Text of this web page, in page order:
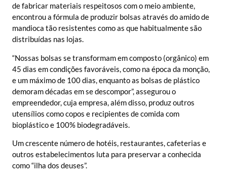
de fabricar materiais respeitosos com o meio ambiente,
encontrou a fórmula de produzir bolsas através do amido de
mandioca tão resistentes como as que habitualmente são
distribuídas nas lojas.
“Nossas bolsas se transformam em composto (orgânico) em
45 dias em condições favoráveis, como na época da monção,
e um máximo de 100 dias, enquanto as bolsas de plástico
demoram décadas em se descompor”, assegurou o
empreendedor, cuja empresa, além disso, produz outros
utensílios como copos e recipientes de comida com
bioplástico e 100% biodegradáveis.
Um crescente número de hotéis, restaurantes, cafeterias e
outros estabelecimentos luta para preservar a conhecida
como “ilha dos deuses”.